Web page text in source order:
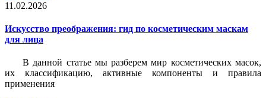
11.02.2026
Искусство преображения: гид по косметическим маскам
для лица
В данной статье мы разберем мир косметических масок,
их классификацию, активные компоненты и правила
применения